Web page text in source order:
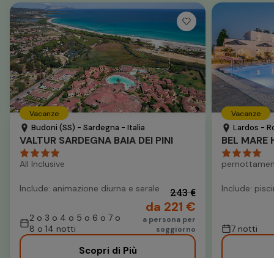
Vacanze
Budoni (SS) - Sardegna - Italia
VALTUR SARDEGNA BAIA DEI PINI
All Inclusive
Include: animazione diurna e serale
2 o 3 o 4 o 5 o 6 o 7 o
8 o 14 notti
243 €
da 221 €
a persona per
soggiorno
Scopri di Più
Vacanze
Lardos -
BEL MARE
Include:
7 notti